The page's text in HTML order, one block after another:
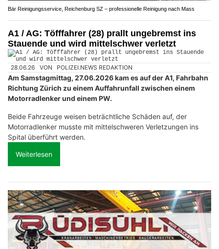
Bär Reinigungsservice, Reichenburg SZ – professionelle Reinigung nach Mass
A1 / AG: Töfffahrer (28) prallt ungebremst ins
Stauende und wird mittelschwer verletzt
28.06.26 VON POLIZEI.NEWS REDAKTION
Am Samstagmittag, 27.06.2026 kam es auf der A1, Fahrbahn
Richtung Zürich zu einem Auffahrunfall zwischen einem
Motorradlenker und einem PW.
Beide Fahrzeuge weisen beträchtliche Schäden auf, der
Motorradlenker musste mit mittelschweren Verletzungen ins
Spital überführt werden.
Weiterlesen